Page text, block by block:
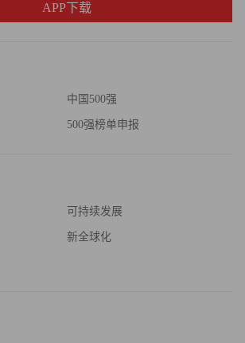
中国500强
500强榜单申报
可持续发展
新全球化
APP下载